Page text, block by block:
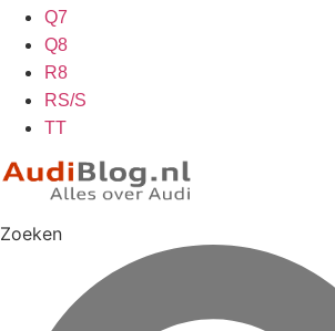
Q7
Q8
R8
RS/S
TT
Zoeken